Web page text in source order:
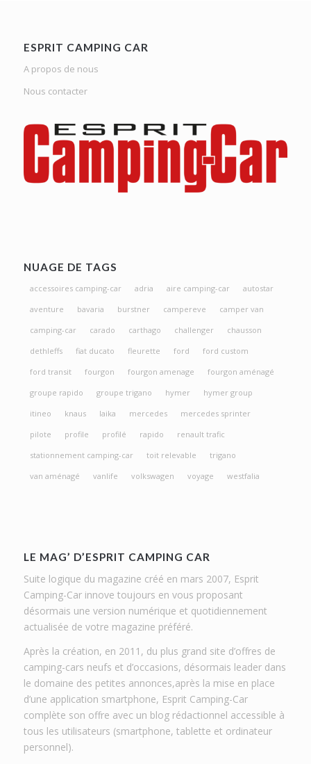
ESPRIT CAMPING CAR
A propos de nous
Nous contacter
NUAGE DE TAGS
accessoires camping-car adria aire camping-car
autostar
aventure
bavaria burstner campereve
camper van
camping-car
carado carthago challenger
chausson
dethleffs
fiat ducato fleurette ford
ford custom
ford transit
fourgon fourgon amenage
fourgon aménagé
groupe rapido
groupe trigano hymer
hymer group
itineo
knaus laika mercedes
mercedes sprinter
pilote
profile profilé rapido
renault trafic
stationnement camping-car
toit relevable
trigano
van aménagé
vanlife volkswagen voyage westfalia
LE MAG’ D’ESPRIT CAMPING CAR
Suite logique du magazine créé en mars 2007, Esprit
Camping-Car innove toujours en vous proposant
désormais une version numérique et quotidiennement
actualisée de votre magazine préféré.
Après la création, en 2011, du plus grand site d’offres de
camping-cars neufs et d’occasions, désormais leader dans
le domaine des petites annonces,après la mise en place
d’une application smartphone, Esprit Camping-Car
complète son offre avec un blog rédactionnel accessible à
tous les utilisateurs (smartphone, tablette et ordinateur
personnel).